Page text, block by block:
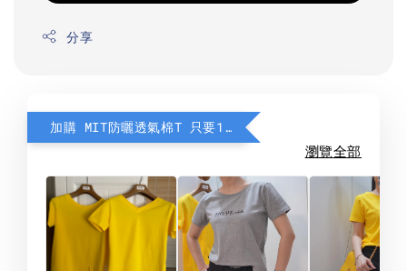
分享
加購 MIT防曬透氣棉T 只要190元
瀏覽全部